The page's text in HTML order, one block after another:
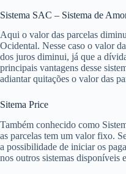
Sistema SAC – Sistema de
Aqui o valor das parcelas
Ocidental. Nesse caso o valor
dos juros diminui, já que a
principais vantagens desse
adiantar quitações o valor das
Sitema Price
Também conhecido como
as parcelas tem um valor fixo.
a possibilidade de iniciar os
nos outros sistemas disponíveis